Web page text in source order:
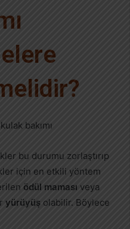
bu durumu zorlaştırıp
için en etkili yöntem
ödül maması veya
yürüyüş olabilir. Böylece